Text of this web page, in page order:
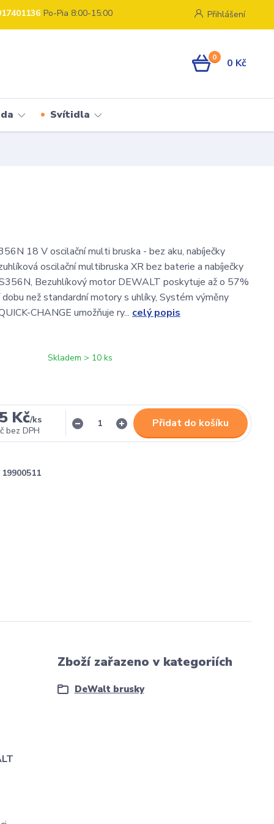
Přihlášení
Po-Pia 8:00-15:00
0 0 Kč
Svítidla
18 V oscilační multi bruska - bez aku, nabíječky
oscilační multibruska XR bez baterie a nabíječky
Bezuhlíkový motor DEWALT poskytuje až o 57%
než standardní motory s uhlíky, Systém výměny
CHANGE umožňuje ry... celý popis
Skladem > 10 ks
Kč/ks
bez DPH
Přidat do košíku
19900511
Zboží zařazeno v kategoriích
DeWalt brusky